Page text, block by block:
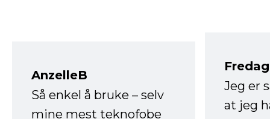
AnzelleB
Så enkel å bruke – selv
mine mest teknofobe
Jeg er
at jeg